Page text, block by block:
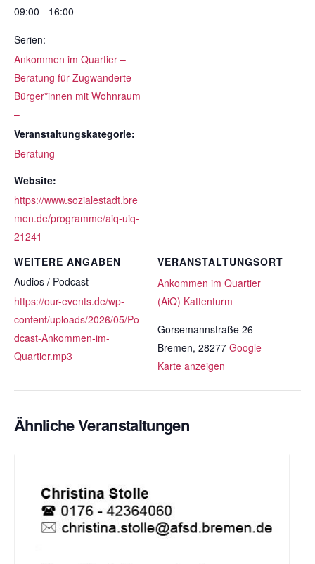
09:00 - 16:00
Serien:
Ankommen im Quartier –
Beratung für Zugwanderte
Bürger*innen mit Wohnraum
–
Veranstaltungskategorie:
Beratung
Website:
https://www.sozialestadt.bre
men.de/programme/aiq-uiq-
21241
VERANSTALTUNGSORT
Ankommen im Quartier
(AiQ) Kattenturm
Gorsemannstraße 26
Bremen, 28277 Google
Karte anzeigen
WEITERE ANGABEN
Audios / Podcast
https://our-events.de/wp-
content/uploads/2026/05/Po
dcast-Ankommen-im-
Quartier.mp3
Ähnliche Veranstaltungen